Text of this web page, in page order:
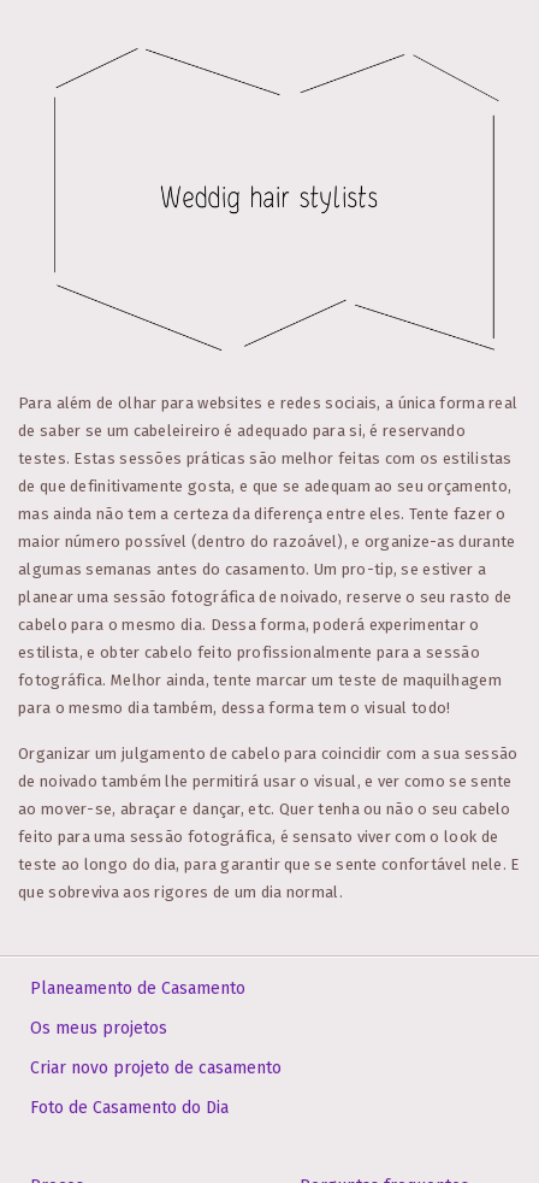
Para além de olhar para websites e redes sociais, a única forma real
de saber se um cabeleireiro é adequado para si, é reservando
testes. Estas sessões práticas são melhor feitas com os estilistas
de que definitivamente gosta, e que se adequam ao seu orçamento,
mas ainda não tem a certeza da diferença entre eles. Tente fazer o
maior número possível (dentro do razoável), e organize-as durante
algumas semanas antes do casamento. Um pro-tip, se estiver a
planear uma sessão fotográfica de noivado, reserve o seu rasto de
cabelo para o mesmo dia. Dessa forma, poderá experimentar o
estilista, e obter cabelo feito profissionalmente para a sessão
fotográfica. Melhor ainda, tente marcar um teste de maquilhagem
para o mesmo dia também, dessa forma tem o visual todo!
Organizar um julgamento de cabelo para coincidir com a sua sessão
de noivado também lhe permitirá usar o visual, e ver como se sente
ao mover-se, abraçar e dançar, etc. Quer tenha ou não o seu cabelo
feito para uma sessão fotográfica, é sensato viver com o look de
teste ao longo do dia, para garantir que se sente confortável nele. E
que sobreviva aos rigores de um dia normal.
Planeamento de Casamento
Os meus projetos
Criar novo projeto de casamento
Foto de Casamento do Dia